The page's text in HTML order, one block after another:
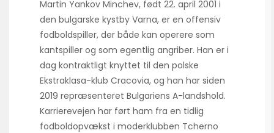
Martin Yankov Minchev, født 22. april 2001 i
den bulgarske kystby Varna, er en offensiv
fodboldspiller, der både kan operere som
kantspiller og som egentlig angriber. Han er i
dag kontraktligt knyttet til den polske
Ekstraklasa-klub Cracovia, og han har siden
2019 repræsenteret Bulgariens A-landshold.
Karrierevejen har ført ham fra en tidlig
fodboldopvækst i moderklubben Tcherno